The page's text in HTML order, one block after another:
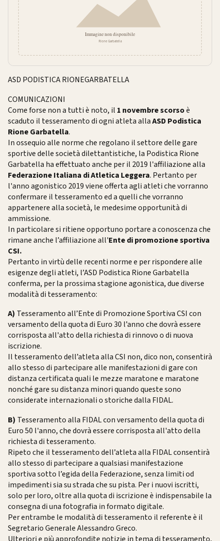
ASD PODISTICA RIONEGARBATELLA
COMUNICAZIONI
Come forse non a tutti è noto, il 1 novembre scorsoè
scaduto il tesseramento di ogni atleta allaASD Podistica
Rione Garbatella.
In ossequio alle norme che regolano il settore delle gare
sportive delle società dilettantistiche, la Podistica Rione
Garbatella ha effettuato anche per il 2019 l'affiliazione alla
Federazione Italiana di Atletica Leggera. Pertanto per
l'anno agonistico 2019 viene offerta agli atleti che vorranno
confermare il tesseramento ed a quelli che vorranno
appartenere alla società, le medesime opportunità di
ammissione.
In particolare si ritiene opportuno portare a conoscenza che
rimane anche l’affiliazione all'Ente di promozione sportiva
CSI.
Pertanto in virtù delle recenti norme e per rispondere alle
esigenze degli atleti, l’ASD Podistica Rione Garbatella
conferma, per la prossima stagione agonistica, due diverse
modalità di tesseramento:
A) Tesseramento all’Ente di Promozione Sportiva CSI con
versamento della quota di Euro 30 l’anno che dovrà essere
corrisposta all'atto della richiesta di rinnovo o di nuova
iscrizione.
Il tesseramento dell’atleta alla CSI non, dico non, consentirà
allo stesso di partecipare alle manifestazioni di gare con
distanza certificata quali le mezze maratone e maratone
nonché gare su distanza minori quando queste sono
considerate internazionali o storiche dalla FIDAL.
B) Tesseramento alla FIDAL con versamento della quota di
Euro 50 l'anno, che dovrà essere corrisposta all'atto della
richiesta di tesseramento.
Ripeto che il tesseramento dell’atleta alla FIDAL consentirà
allo stesso di partecipare a qualsiasi manifestazione
sportiva sotto l’egida della Federazione, senza limiti od
impedimenti sia su strada che su pista. Per i nuovi iscritti,
solo per loro, oltre alla quota di iscrizione è indispensabile la
consegna di una fotografia in formato digitale.
Per entrambe le modalità di tesseramento il referente è il
Segretario Generale Alessandro Greco.